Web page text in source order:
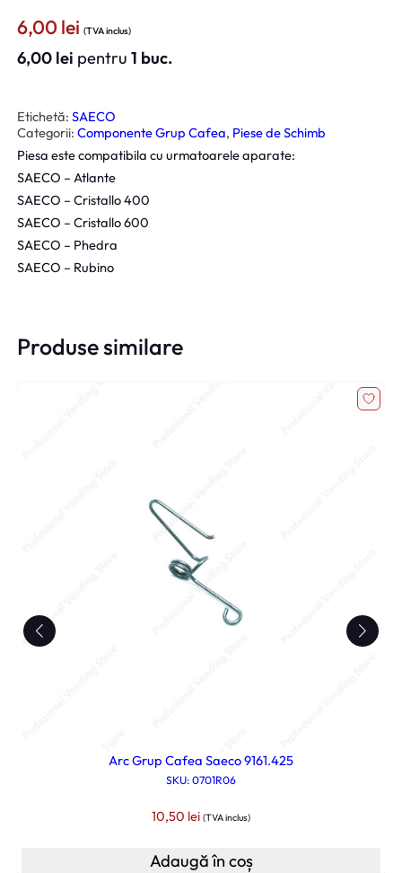
6,00lei (TVA inclus)
6,00 lei pentru1 buc.
Etichetă:SAECO
Categorii:Componente Grup Cafea, Piese de Schimb
Piesa este compatibila cu urmatoarele aparate:
SAECO – Atlante
SAECO – Cristallo 400
SAECO – Cristallo 600
SAECO – Phedra
SAECO – Rubino
Produse similare
Arc Grup Cafea Saeco 9161.425
SKU: 0701R06
10,50 lei (TVA inclus)
Adaugă în coș